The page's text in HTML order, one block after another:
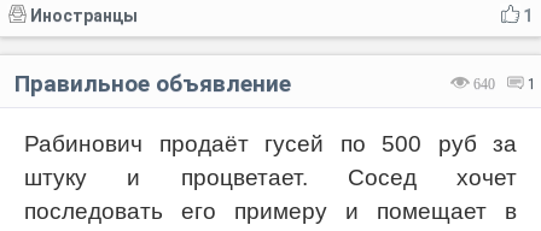
1
Иностранцы
640 1
Правильное объявление
Рабинович продаёт гусей по 500 руб за
штуку и процветает. Сосед хочет
последовать его примеру и помещает в